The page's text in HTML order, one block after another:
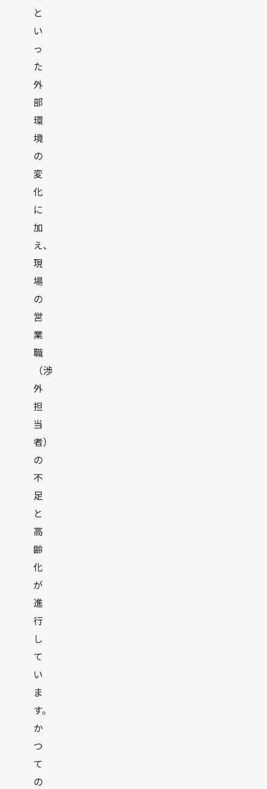
と
い
っ
た
外
部
環
境
の
変
化
に
加
え、
現
場
の
営
業
職
（渉
外
担
当
者）
の
不
足
と
高
齢
化
が
進
行
し
て
い
ま
す。
か
つ
て
の